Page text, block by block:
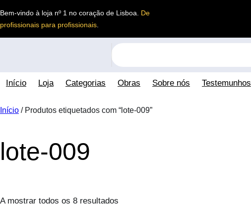
para
o
conteúdo
Bem-vindo à loja nº 1 no coração de Lisboa. De
profissionais para profissionais
S
e
a
h
Início Loja Categorias Obras Sobre nós Testemunhos
Início / Produtos etiquetados com “lote-009”
lote-009
A mostrar todos os 8 resultados